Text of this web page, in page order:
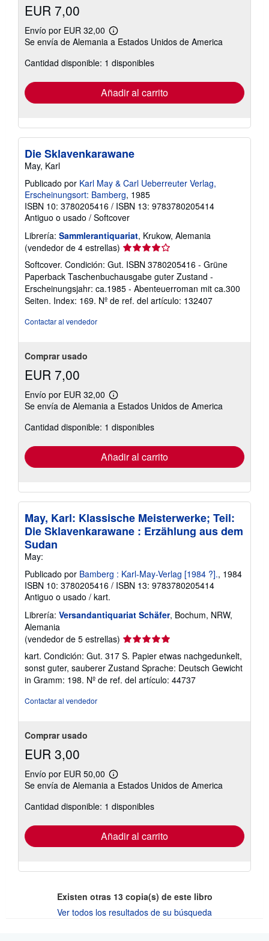
EUR 7,00
Envío por EUR 32,00
Más
información
las
tarifas
envío
Se envía de Alemania a Estados Unidos de America
Cantidad disponible: 1 disponibles
Añadir al carrito
Die Sklavenkarawane
May, Karl
Publicado por Karl May & Carl Ueberreuter Verlag,
Erscheinungsort: Bamberg, 1985
ISBN 10: 3780205416 / ISBN 13: 9783780205414
Antiguo o usado / Softcover
Librería: Sammlerantiquariat, Krukow, Alemania
(vendedor de 4 estrellas) Calificación
del
vendedor:
4
de
5
Softcover. Condición: Gut. ISBN 3780205416 - Grüne
Paperback Taschenbuchausgabe guter Zustand -
Erscheinungsjahr: ca.1985 - Abenteuerroman mit ca.300
Seiten. Index: 169. Nº de ref. del artículo: 132407
Contactar al vendedor
Comprar usado
EUR 7,00
Envío por EUR 32,00
Más
información
las
tarifas
envío
Se envía de Alemania a Estados Unidos de America
Cantidad disponible: 1 disponibles
Añadir al carrito
May, Karl: Klassische Meisterwerke; Teil:
Die Sklavenkarawane : Erzählung aus dem
Sudan
May:
Publicado por Bamberg : Karl-May-Verlag [1984 ?]., 1984
ISBN 10: 3780205416 / ISBN 13: 9783780205414
Antiguo o usado / kart.
Librería: Versandantiquariat Schäfer, Bochum, NRW,
Alemania
(vendedor de 5 estrellas) Calificación
del
vendedor:
5
de
kart. Condición: Gut. 317 S. Papier etwas nachgedunkelt,
sonst guter, sauberer Zustand Sprache: Deutsch Gewicht
in Gramm: 198. Nº de ref. del artículo: 44737
Contactar al vendedor
Comprar usado
EUR 3,00
Envío por EUR 50,00
Más
información
las
tarifas
envío
Se envía de Alemania a Estados Unidos de America
Cantidad disponible: 1 disponibles
Añadir al carrito
Existen otras 13copia(s) de este libro
Ver todos los resultados de su búsqueda